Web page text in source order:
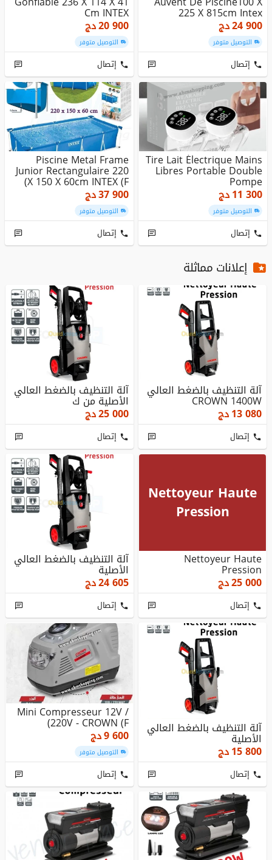
225 X 815cm Intex
24 900دج
التوصيل متوفر
إتصال
Cm INTEX
20 900دج
التوصيل متوفر
إتصال
Tire Lait Électrique Mains
Libres Portable Double
Pompe
11 300دج
التوصيل متوفر
إتصال
Piscine Metal Frame
Junior Rectangulaire 220
X 150 X 60cm INTEX (F)
37 900دج
التوصيل متوفر
إتصال
إعلانات مماثلة
آلة التنظيف بالضغط العالي
CROWN 1400W
13 080دج
إتصال
آلة التنظيف بالضغط العالي
الأصلية من ك
25 000دج
إتصال
Nettoyeur Haute
Pression
Nettoyeur Haute
Pression
25 000دج
إتصال
آلة التنظيف بالضغط العالي
الأصلية
24 605دج
إتصال
آلة التنظيف بالضغط العالي
الأصلية
15 800دج
إتصال
Mini Compresseur 12V /
220V - CROWN (F)
9 600دج
التوصيل متوفر
إتصال